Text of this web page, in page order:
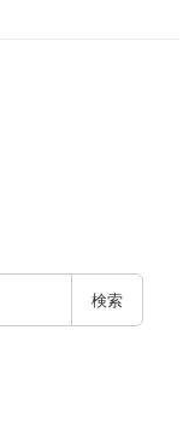
検索